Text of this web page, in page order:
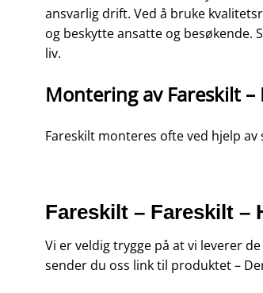
ansvarlig drift. Ved å bruke
og beskytte ansatte og besøkende.
liv.
Montering av Fareskilt
Fareskilt monteres ofte ved hjelp
Fareskilt – Fareskilt –
Vi er veldig trygge på at vi leverer
sender du oss link til produktet –